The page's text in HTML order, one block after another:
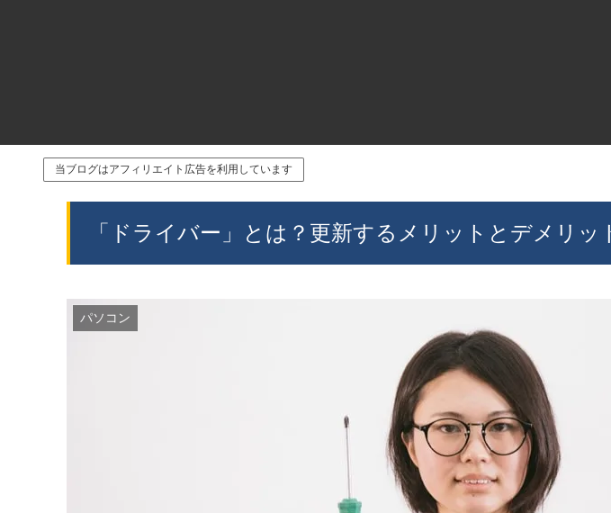
当ブログはアフィリエイト広告を利用しています
「ドライバー」とは？更新するメリットとデメリッ
パソコン